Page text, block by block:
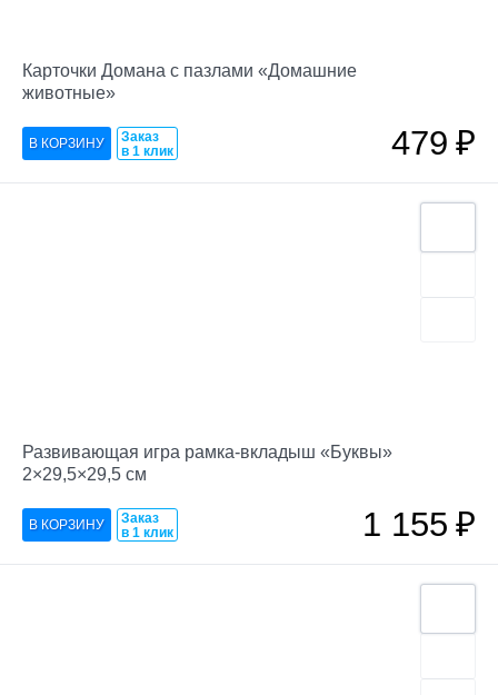
Карточки Домана с пазлами «Домашние
животные»
Заказ
в 1 клик
479₽
Развивающая игра рамка-вкладыш «Буквы»
2×29,5×29,5 см
Заказ
в 1 клик
1 155₽